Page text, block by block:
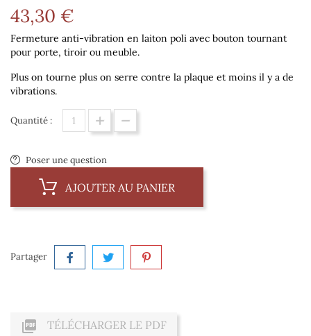
43,30 €
Fermeture anti-vibration en laiton poli avec bouton tournant
pour porte, tiroir ou meuble.
Plus on tourne plus on serre contre la plaque et moins il y a de
vibrations.
Quantité :
Poser une question
AJOUTER AU PANIER
Partager
 TÉLÉCHARGER LE PDF